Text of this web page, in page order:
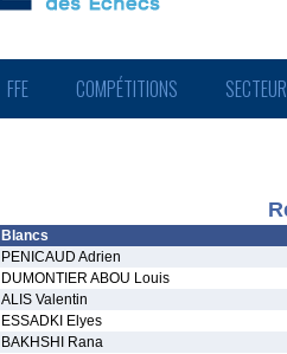
FFE COMPÉTITIONS
Blancs
PENICAUD Adrien
DUMONTIER ABOU Louis
ALIS Valentin
ESSADKI Elyes
BAKHSHI Rana